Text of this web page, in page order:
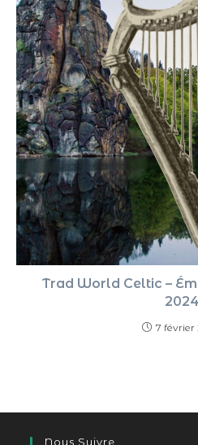
Trad World Celtic –
2024
7 février
Nous Suivre